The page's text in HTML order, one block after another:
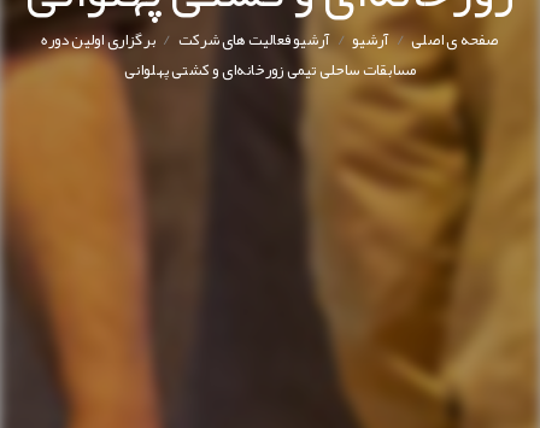
صفحه ی اصلی/آرشیو/ آرشیو فعالیت های شرکت/ برگزاری اولین دوره
مسابقات ساحلی تیمی زورخانه‌ای و کشتی پهلوانی